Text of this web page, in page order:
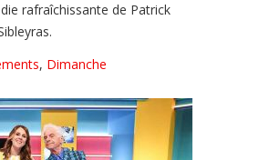
rafraîchissante de Patrick
, Dimanche